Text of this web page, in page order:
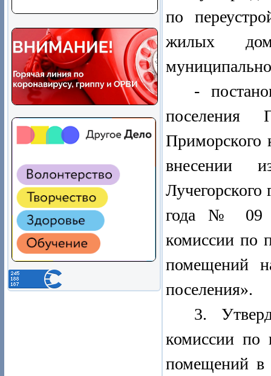
по
жилых
-
поселения
внесении
Лучегорского
года № 09 -
комиссии по
помещений
поселения».
3.
комиссии по
помещений в